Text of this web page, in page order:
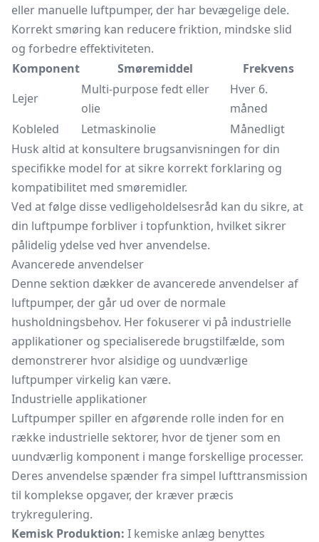
eller manuelle luftpumper, der har bevægelige dele.
Korrekt smøring kan reducere friktion, mindske slid
og forbedre effektiviteten.
Komponent
Smøremiddel
Frekvens
Lejer
Multi-purpose fedt eller
olie
Hver 6.
måned
Kobleled
Letmaskinolie
Månedligt
Husk altid at konsultere brugsanvisningen for din
specifikke model for at sikre korrekt forklaring og
kompatibilitet med smøremidler.
Ved at følge disse vedligeholdelsesråd kan du sikre, at
din luftpumpe forbliver i topfunktion, hvilket sikrer
pålidelig ydelse ved hver anvendelse.
Avancerede anvendelser
Denne sektion dækker de avancerede anvendelser af
luftpumper, der går ud over de normale
husholdningsbehov. Her fokuserer vi på industrielle
applikationer og specialiserede brugstilfælde, som
demonstrerer hvor alsidige og uundværlige
luftpumper virkelig kan være.
Industrielle applikationer
Luftpumper spiller en afgørende rolle inden for en
række industrielle sektorer, hvor de tjener som en
uundværlig komponent i mange forskellige processer.
Deres anvendelse spænder fra simpel lufttransmission
til komplekse opgaver, der kræver præcis
trykregulering.
Kemisk Produktion: I kemiske anlæg benyttes